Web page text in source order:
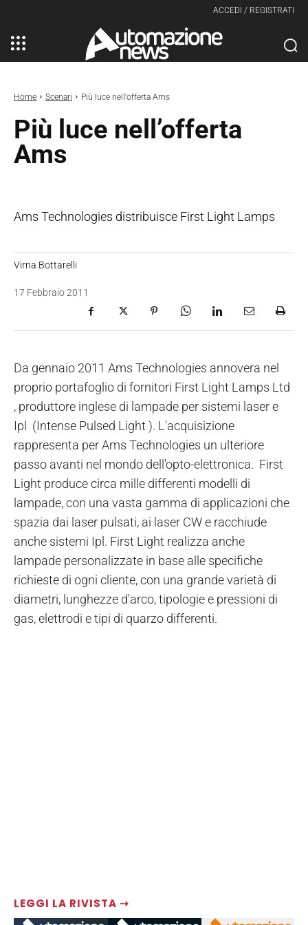
ACCEDI / REGISTRATI
Home Scenari Più luce nell'offerta Ams
Più luce nell’offerta
Ams
Ams Technologies distribuisce First Light Lamps
LEGGI LA RIVISTA ⇢
Virna Bottarelli
17 Febbraio 2011
Da gennaio 2011 Ams Technologies annovera nel
proprio portafoglio di fornitori First Light Lamps Ltd
, produttore inglese di lampade per sistemi laser e
Ipl (Intense Pulsed Light ). L'acquisizione
rappresenta per Ams Technologies un ulteriore
passo avanti nel mondo dell'opto-elettronica. First
Light produce circa mille differenti modelli di
lampade, con una vasta gamma di applicazioni che
spazia dai laser pulsati, ai laser CW e racchiude
anche sistemi Ipl. First Light realizza anche
lampade personalizzate in base alle specifiche
richieste di ogni cliente, con una grande varietà di
diametri, lunghezze d'arco, tipologie e pressioni di
gas, elettrodi e tipi di quarzo differenti.